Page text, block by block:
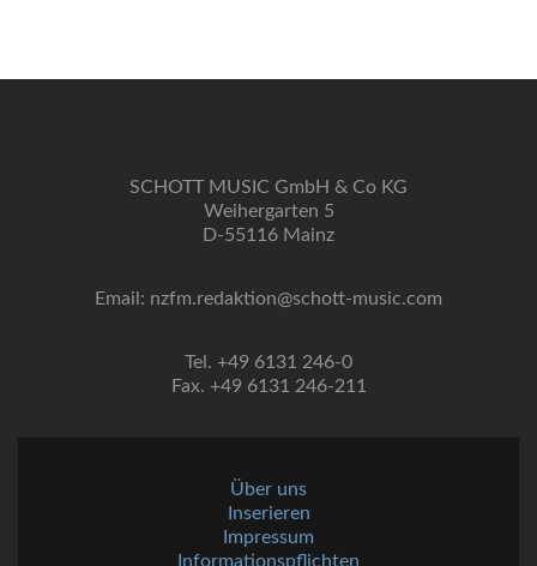
SCHOTT MUSIC GmbH & Co KG
Weihergarten 5
D-55116 Mainz
Email: nzfm.redaktion@schott-music.com
Tel. +49 6131 246-0
Fax. +49 6131 246-211
Über uns
Inserieren
Impressum
Informationspflichten